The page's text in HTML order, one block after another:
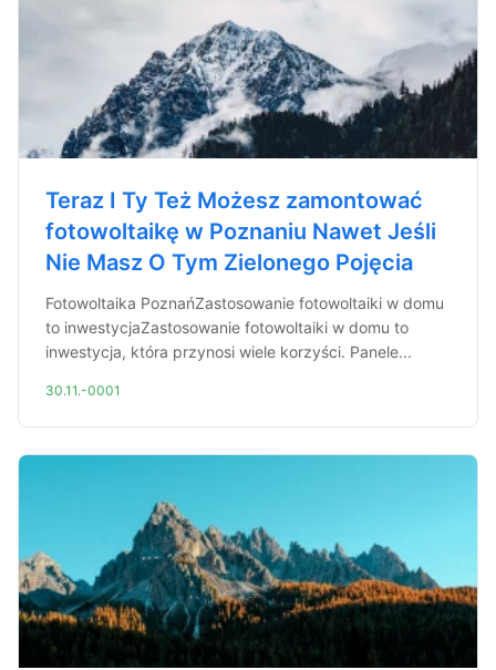
Teraz I Ty Też Możesz zamontować
fotowoltaikę w Poznaniu Nawet Jeśli
Nie Masz O Tym Zielonego Pojęcia
Fotowoltaika PoznańZastosowanie fotowoltaiki w domu
to inwestycjaZastosowanie fotowoltaiki w domu to
inwestycja, która przynosi wiele korzyści. Panele...
30.11.-0001